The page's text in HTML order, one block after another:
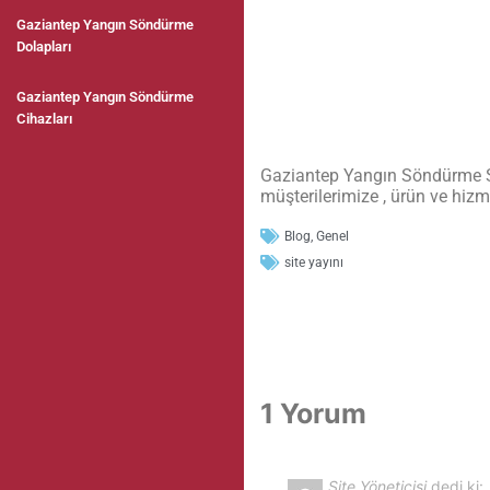
Gaziantep Yangın Söndürme
Dolapları
Gaziantep Yangın Söndürme
Cihazları
Gaziantep Yangın
müşterilerimize , ürün ve
Blog, Genel
site yayını
1 Yorum
Site Yöneticisi dedi ki: